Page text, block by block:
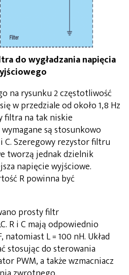
do wygładzania napięcia
na rysunku 2 częstotliwość
w przedziale od około 1,8 Hz
filtra na tak niskie
są stosunkowo
C. Szeregowy rezystor filtru
tworzą jednak dzielnik
napięcie wyjściowe.
R powinna być
prosty filtr
R i C mają odpowiednio
L = 100 nH. Układ
stosując do sterowania
PWM, a także wzmacniacz